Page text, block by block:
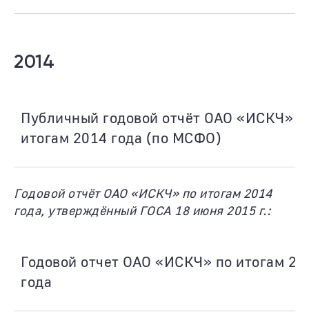
2014
Публичный годовой отчёт ОАО «ИСКЧ»
итогам 2014 года (по МСФО)
Годовой отчёт ОАО «ИСКЧ» по итогам 2014
года, утверждённый ГОСА 18 июня 2015 г.:
Годовой отчет ОАО «ИСКЧ» по итогам
года